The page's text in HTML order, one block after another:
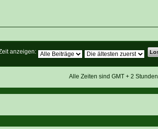
anzeigen:
Alle Zeiten sind GMT + 2 Stunden